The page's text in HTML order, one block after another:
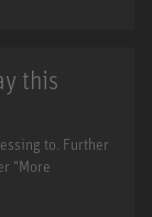
this
to. Further
"More